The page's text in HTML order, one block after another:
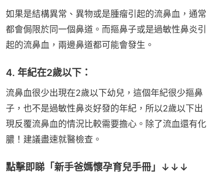
如果是結構異常、異物或是腫瘤引起的流鼻血，通常
都會侷限於同一個鼻道。而摳鼻子或是過敏性鼻炎引
起的流鼻血，兩邊鼻道都可能會發生。
4. 年紀在2歲以下：
流鼻血很少出現在2歲以下幼兒，這個年紀很少摳鼻
子，也不是過敏性鼻炎好發的年紀，所以2歲以下出
現反覆流鼻血的情況比較需要擔心。除了流血還有化
膿！建議盡速就醫檢查。
點擊即睇「新手爸媽懷孕育兒手冊」↓↓↓